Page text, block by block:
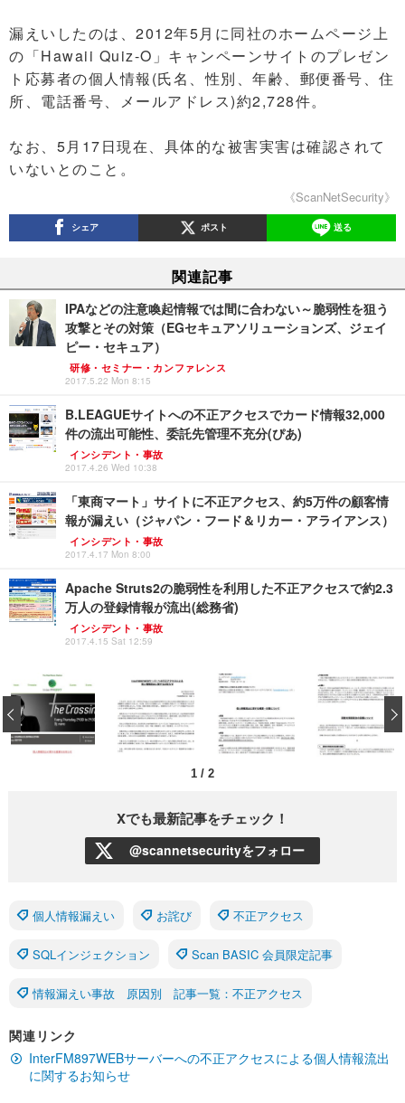
漏えいしたのは、2012年5月に同社のホームページ上
の「Hawaii Quiz-O」キャンペーンサイトのプレゼン
ト応募者の個人情報(氏名、性別、年齢、郵便番号、住
所、電話番号、メールアドレス)約2,728件。
なお、5月17日現在、具体的な被害実害は確認されて
いないとのこと。
《ScanNetSecurity》
シェア ポスト 送る
関連記事
IPAなどの注意喚起情報では間に合わない～脆弱性を狙う
攻撃とその対策（EGセキュアソリューションズ、ジェイ
ピー・セキュア）
研修・セミナー・カンファレンス
2017.5.22 Mon 8:15
B.LEAGUEサイトへの不正アクセスでカード情報32,000
件の流出可能性、委託先管理不充分(ぴあ)
インシデント・事故
2017.4.26 Wed 10:38
「東商マート」サイトに不正アクセス、約5万件の顧客情
報が漏えい（ジャパン・フード＆リカー・アライアンス）
インシデント・事故
2017.4.17 Mon 8:00
Apache Struts2の脆弱性を利用した不正アクセスで約2.3
万人の登録情報が流出(総務省)
インシデント・事故
2017.4.15 Sat 12:59
1 / 2
‹
Xでも最新記事をチェック！
@scannetsecurityをフォロー
個人情報漏えい お詫び 不正アクセス
SQLインジェクション Scan BASIC 会員限定記事
情報漏えい事故 原因別 記事一覧：不正アクセス
関連リンク
InterFM897WEBサーバーへの不正アクセスによる個人情報流出
に関するお知らせ